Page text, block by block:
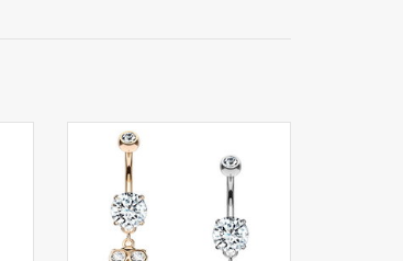
Bauchnabelpiercing Schmuck